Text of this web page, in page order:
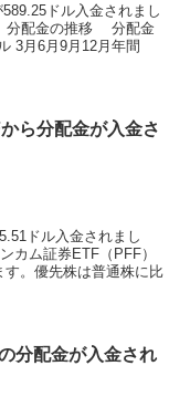
ドル入金されまし
分配金の推移 分配金
3月6月9月12月年間
から分配金が入金さ
ドル入金されまし
ム証券ETF（PFF）
。優先株は普通株に比
分配金が入金され